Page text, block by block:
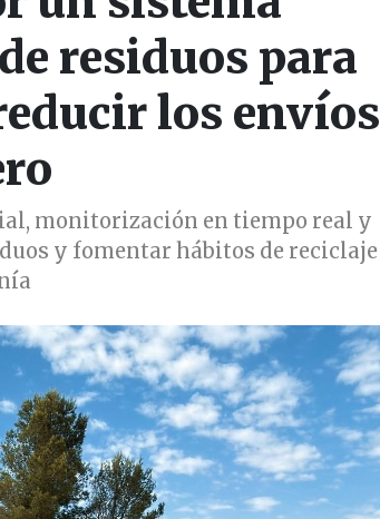
residuos para
los envíos
monitorización en tiempo real y
y fomentar hábitos de reciclaje